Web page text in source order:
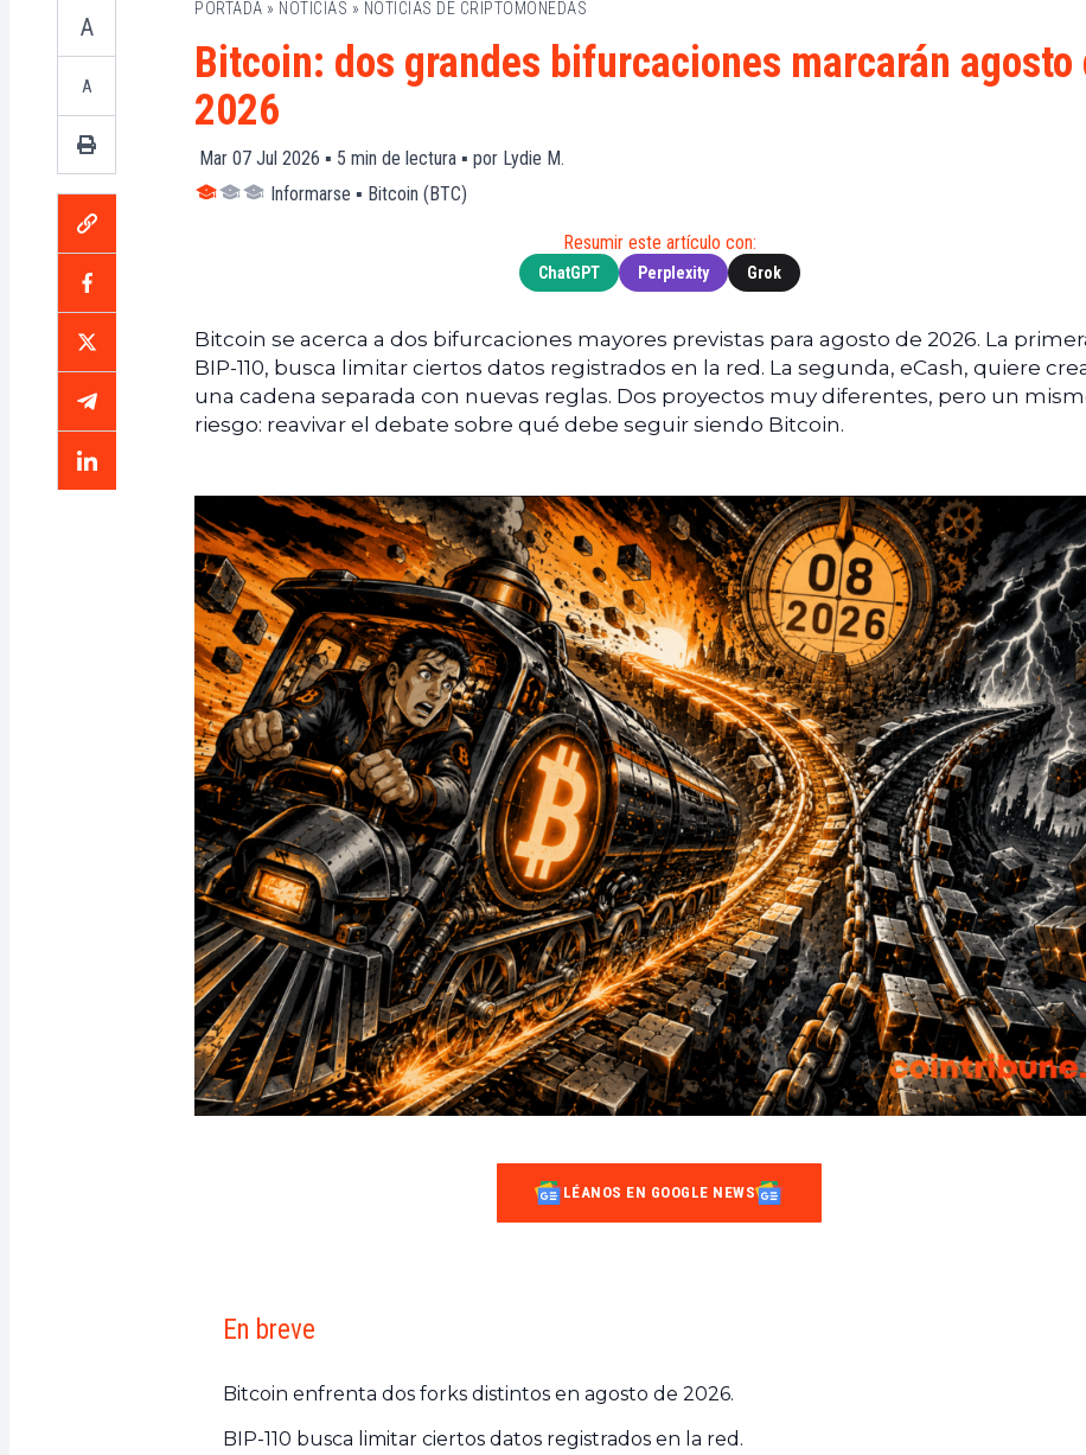
Exchanges
Noticias
de
Web3
XRP
(XRP)
Guía
Trading
A
A
PORTADA » NOTICIAS » NOTICIAS DE CRIPTOMONEDAS
Bitcoin: dos grandes bifurcaciones marcarán agosto
2026
Mar 07 Jul 2026 ▪ 5 min de lectura ▪ por Lydie M.
Informarse ▪ Bitcoin (BTC)
Resumir este artículo con:
ChatGPT Perplexity Grok
Bitcoin se acerca a dos bifurcaciones mayores previstas para agosto de 2026. La
BIP-110, busca limitar ciertos datos registrados en la red. La segunda, eCash, quiere
una cadena separada con nuevas reglas. Dos proyectos muy diferentes, pero un
riesgo: reavivar el debate sobre qué debe seguir siendo Bitcoin.
LÉANOS EN GOOGLE NEWS
En breve
Bitcoin enfrenta dos forks distintos en agosto de 2026.
BIP-110 busca limitar ciertos datos registrados en la red.